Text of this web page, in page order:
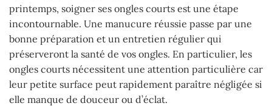
printemps, soigner ses ongles courts est une étape
incontournable. Une manucure réussie passe par une
bonne préparation et un entretien régulier qui
préserveront la santé de vos ongles. En particulier, les
ongles courts nécessitent une attention particulière car
leur petite surface peut rapidement paraître négligée si
elle manque de douceur ou d’éclat.